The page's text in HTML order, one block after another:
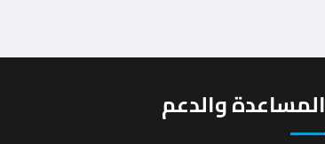
المساعدة والدعم